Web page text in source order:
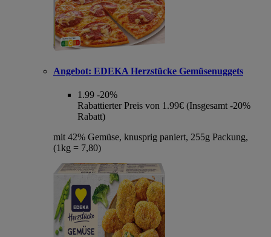
Angebot: EDEKA Herzstücke Gemüsenuggets
1.99 -20%
Rabattierter Preis von 1.99€ (Insgesamt -20%
Rabatt)
mit 42% Gemüse, knusprig paniert, 255g Packung,
(1kg = 7,80)